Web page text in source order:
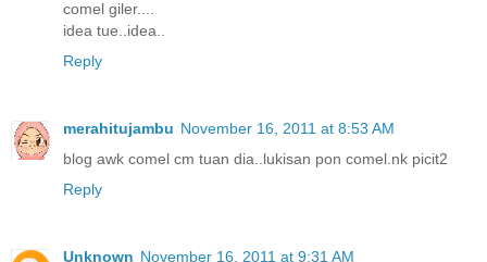
comel giler....
idea tue..idea..
Reply
merahitujambu November 16, 2011 at 8:53 AM
blog awk comel cm tuan dia..lukisan pon comel.nk picit2
Reply
Unknown November 16, 2011 at 9:31 AM